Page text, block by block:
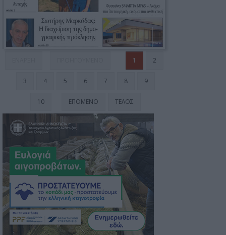
1 2
3 4 5 6 7 8 9
10 ΕΠΌΜΕΝΟ ΤΈΛΟΣ